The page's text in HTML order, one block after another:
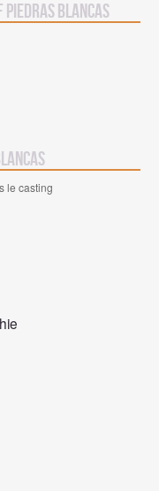
Piedras Blancas
le casting